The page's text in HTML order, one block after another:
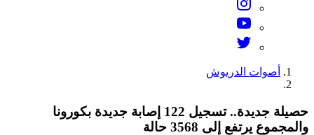
أصوات الدريوش
حصيلة جديدة.. تسجيل 122 إصابة جديدة بكورونا
يرتفع إلى 3568 حالة